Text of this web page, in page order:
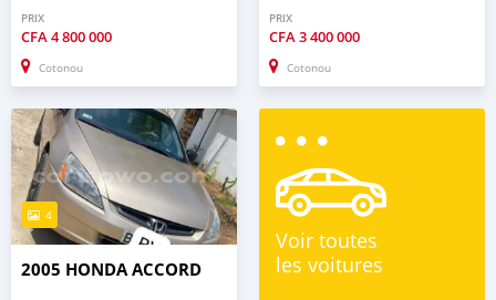
PRIX
CFA4 800 000
Cotonou
PRIX
CFA3 400 000
Cotonou
4
2005 HONDA ACCORD
Voir toutes
les voitures